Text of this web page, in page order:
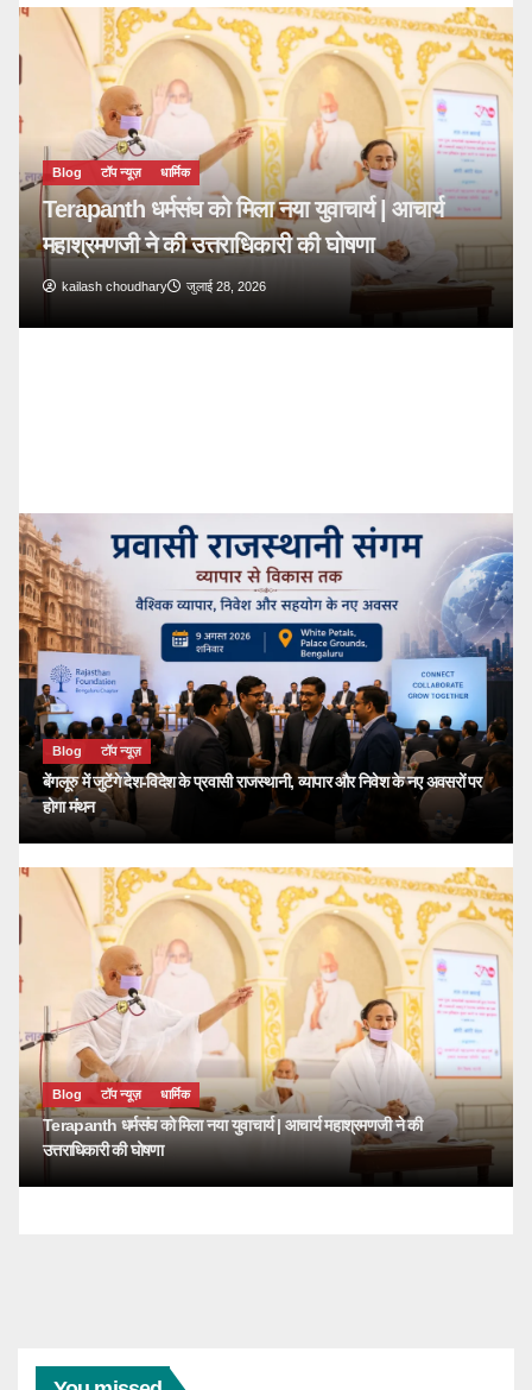
Blog टॉप न्यूज़
बेंगलूरु में जुटेंगे देश-विदेश के प्रवासी राजस्थानी, व्यापार और निवेश के नए अवसरों पर
होगा मंथन
Blog टॉप न्यूज़ धार्मिक
Terapanth धर्मसंघ को मिला नया युवाचार्य | आचार्य महाश्रमणजी ने की
उत्तराधिकारी की घोषणा